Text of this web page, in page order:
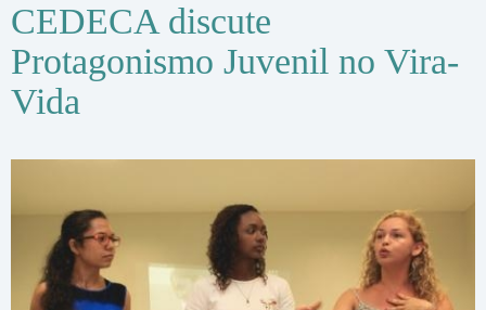
CEDECA discute
Protagonismo Juvenil no Vira-
Vida